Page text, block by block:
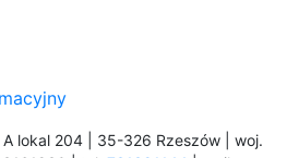
A lokal 204 | 35-326 Rzeszów | woj.